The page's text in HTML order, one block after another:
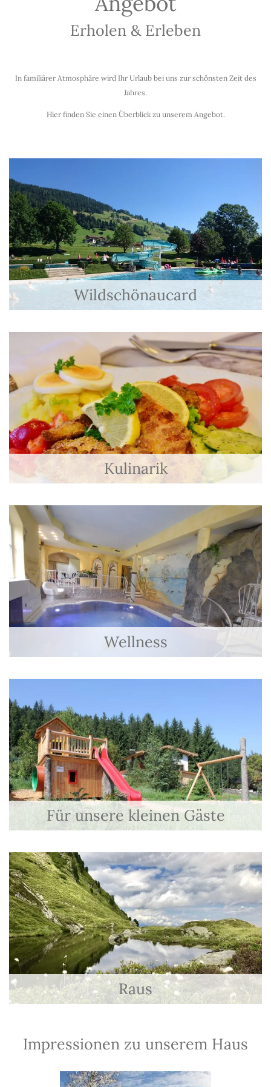
Erholen & Erleben
In familiärer Atmosphäre wird Ihr Urlaub bei uns zur schönsten Zeit des
Jahres.
Hier finden Sie einen Überblick zu unserem Angebot.
Wildschönaucard
Kulinarik
Wellness
Für unsere kleinen Gäste
Raus
Impressionen zu unserem Haus